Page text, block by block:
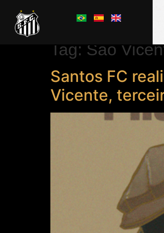
Tag: São
Santos FC
Vicente,